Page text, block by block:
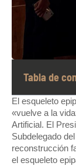
Tabla de
El esqueleto
«vuelve a la
Artificial. El
Subdelegado
reconstrucción
el esqueleto